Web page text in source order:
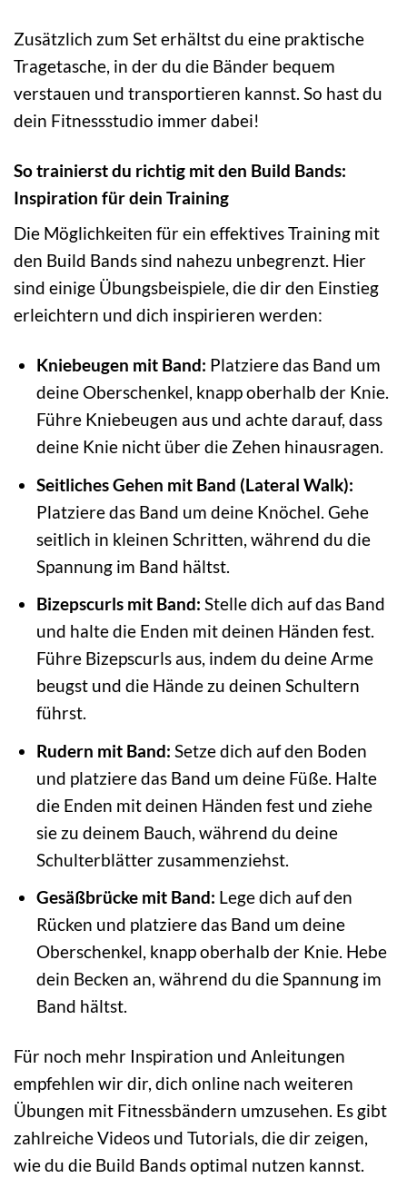
Zusätzlich zum Set erhältst du eine praktische
Tragetasche, in der du die Bänder bequem
verstauen und transportieren kannst. So hast du
dein Fitnessstudio immer dabei!
So trainierst du richtig mit den Build Bands:
Inspiration für dein Training
Die Möglichkeiten für ein effektives Training mit
den Build Bands sind nahezu unbegrenzt. Hier
sind einige Übungsbeispiele, die dir den Einstieg
erleichtern und dich inspirieren werden:
Kniebeugen mit Band: Platziere das Band um
deine Oberschenkel, knapp oberhalb der Knie.
Führe Kniebeugen aus und achte darauf, dass
deine Knie nicht über die Zehen hinausragen.
Seitliches Gehen mit Band (Lateral Walk):
Platziere das Band um deine Knöchel. Gehe
seitlich in kleinen Schritten, während du die
Spannung im Band hältst.
Bizepscurls mit Band: Stelle dich auf das Band
und halte die Enden mit deinen Händen fest.
Führe Bizepscurls aus, indem du deine Arme
beugst und die Hände zu deinen Schultern
führst.
Rudern mit Band: Setze dich auf den Boden
und platziere das Band um deine Füße. Halte
die Enden mit deinen Händen fest und ziehe
sie zu deinem Bauch, während du deine
Schulterblätter zusammenziehst.
Gesäßbrücke mit Band: Lege dich auf den
Rücken und platziere das Band um deine
Oberschenkel, knapp oberhalb der Knie. Hebe
dein Becken an, während du die Spannung im
Band hältst.
Für noch mehr Inspiration und Anleitungen
empfehlen wir dir, dich online nach weiteren
Übungen mit Fitnessbändern umzusehen. Es gibt
zahlreiche Videos und Tutorials, die dir zeigen,
wie du die Build Bands optimal nutzen kannst.